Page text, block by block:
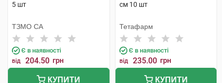
5 шт
ТЗМО СА
Є в наявності
від 204.50 грн
КУПИТИ
см 10 шт
Тетафарм
Є в наявності
від 235.00 грн
КУПИТИ